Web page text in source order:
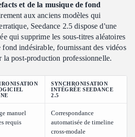
et de la musique de fond
aux anciens modèles qui
Seedance 2.5 dispose d'une
qui supprime les sous-titres aléatoires
fond indésirable, fournissant des vidéos
la post-production professionnelle.
SYNCHRONISATION
INTÉGRÉE SEEDANCE
2.5
manuel
requis
Correspondance
automatisée de timeline
cross-modale